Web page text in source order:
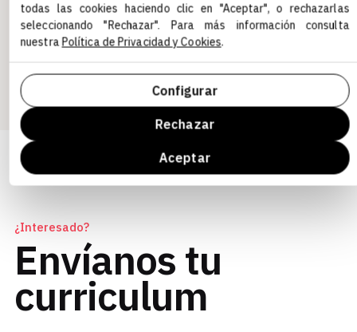
Grupo Enfoca nos tomamos muy en serio la igualdad
de oportunidades. Todos los aspirantes cualificados
distinción de raza, color, sexo, orientación
sexual,religión, nacionalidad o ascendencia.
¿Interesado?
Envíanos tu
curriculum
todas las cookies haciendo clic en "Aceptar", o rechazarlas
seleccionando "Rechazar". Para más información consulta
nuestraPolítica de Privacidad y Cookies.
Configurar
Rechazar
Aceptar